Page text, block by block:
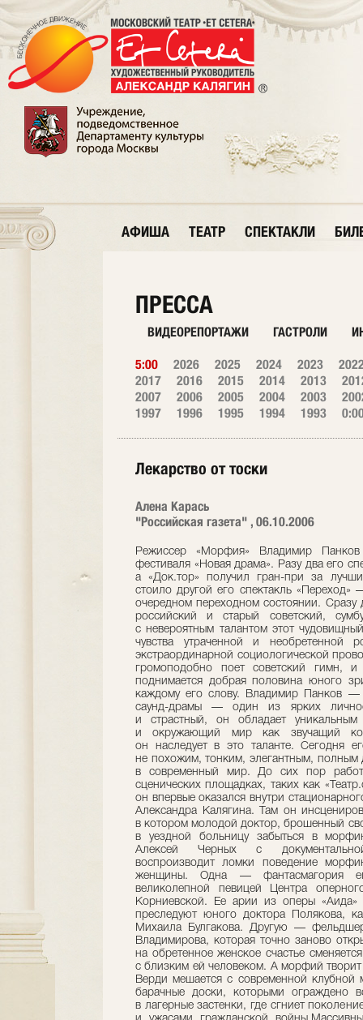
АФИША ТЕАТР СПЕКТАКЛИ
ПРЕССА
ВИДЕОРЕПОРТАЖИ ГАСТРОЛИ
5:00 2026 2025 2024 2023
2017
2016 2015 2014 2013
2007
2006 2005 2004 2003
1997
1996 1995 1994 1993
Лекарство от тоски
Алена Карась
"Российская газета" , 06.10.2006
Режиссер «Морфия» Владимир
фестиваля «Новая драма». Разу два его
а «Док.тор» получил гран-при за
стоило другой его спектакль
очередном переходном состоянии.
российский и старый советский,
с невероятным талантом этот
чувства утраченной и
экстраординарной социологической
громоподобно поет советский гимн,
поднимается добрая половина юного
каждому его слову. Владимир Панков —
саунд-драмы — один из ярких
и страстный, он обладает
и окружающий мир как звучащий
он наследует в это таланте. Сегодня
не похожим, тонким, элегантным, полным
в современный мир. До сих пор
сценических площадках, таких как
он впервые оказался внутри
Александра Калягина. Там он
в котором молодой доктор, брошенный
в уездной больницу забыться в
Алексей Черных с
воспроизводит ломки поведение
женщины. Одна — фантасмагория
великолепной певицей Центра
Корниевской. Ее арии из оперы
преследуют юного доктора Полякова,
Михаила Булгакова. Другую —
Владимирова, которая точно заново
на обретенное женское счастье
с близким ей человеком. А морфий
Верди мешается с современной
барачные доски, которыми ограждено
в лагерные застенки, где сгниет